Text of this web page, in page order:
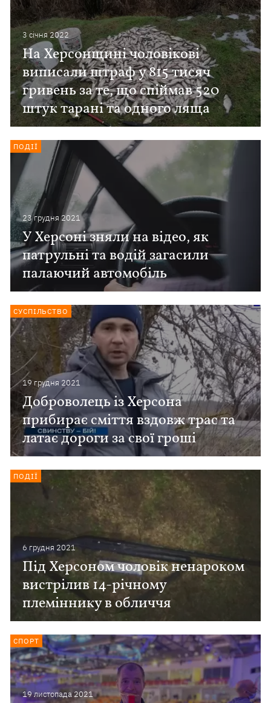
3 сiчня 2022
На Херсонщині чоловікові
виписали штраф у 815 тисяч
гривень за те, що спіймав 520
штук тарані та одного ляща
23 грудня 2021
У Херсоні зняли на відео, як
патрульні та водій загасили
палаючий автомобіль
ПОДІЇ
19 грудня 2021
Доброволець із Херсона
прибирає сміття вздовж трас та
латає дороги за свої гроші
СУСПІЛЬСТВО
6 грудня 2021
Під Херсоном чоловік ненароком
вистрілив 14-річному
племіннику в обличчя
ПОДІЇ
19 листопада 2021
СПОРТ